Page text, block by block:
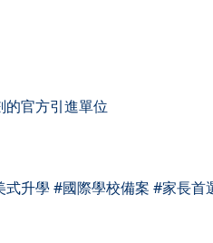
官方引進單位
升學 #國際學校備案 #家長首